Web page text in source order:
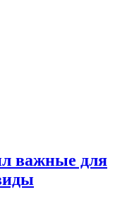
важные для